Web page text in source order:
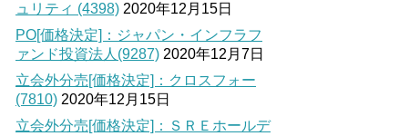
ュリティ (4398) 2020年12月15日
PO[価格決定]：ジャパン・インフラフ
ァンド投資法人(9287) 2020年12月7日
立会外分売[価格決定]：クロスフォー
(7810) 2020年12月15日
立会外分売[価格決定]：ＳＲＥホールデ